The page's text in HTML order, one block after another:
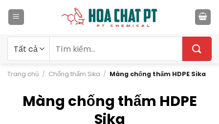
qua
kiếm:
Trang chủ / Chống thấm Sika / Màng chống thấm HDPE Sika
Màng chống thấm HDPE
Sika